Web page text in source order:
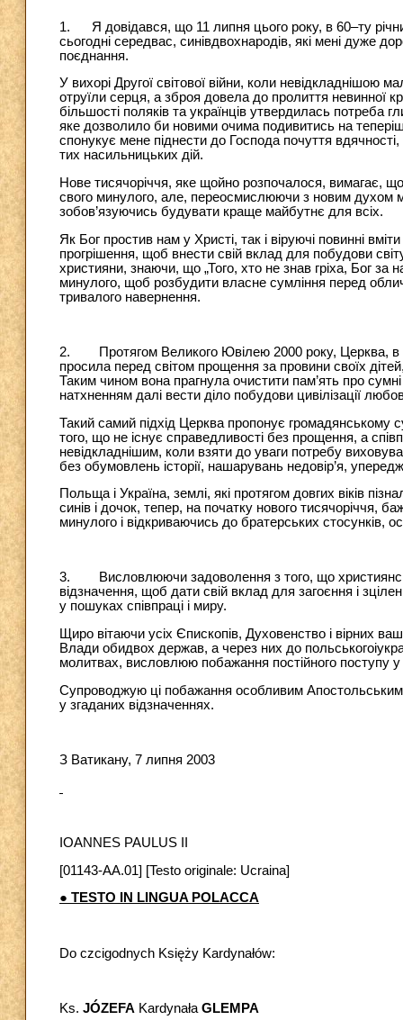
1. Я довідався, що 11 липня цього року, в 60–ту
сьогодні середвас, синівдвохнародів, які мені дуже
поєднання.
У вихорі Другої світової війни, коли невідкладнішою
отруїли серця, а зброя довела до пролиття невинної
більшості поляків та українців утвердилась потреба
яке дозволило би новими очима подивитись на
спонукує мене піднести до Господа почуття
тих насильницьких дій.
Нове тисячоріччя, яке щойно розпочалося, вимагає,
свого минулого, але, переосмислюючи з новим духом
зобов’язуючись будувати краще майбутнє для всіх.
Як Бог простив нам у Христі, так і віруючі повинні
прогрішення, щоб внести свій вклад для побудови
християни, знаючи, що „Того, хто не знав гріха, Бог за
минулого, щоб розбудити власне сумління перед
тривалого навернення.
2. Протягом Великого Ювілею 2000 року, Церква, в
просила перед світом прощення за провини своїх
Таким чином вона прагнула очистити пам’ять про
натхненням далі вести діло побудови цивілізації
Такий самий підхід Церква пропонує громадянському
того, що не існує справедливості без прощення, а
невідкладнішим, коли взяти до уваги потребу
без обумовлень історії, нашарувань недовір’я,
Польща і Україна, землі, які протягом довгих віків
синів і дочок, тепер, на початку нового тисячоріччя,
минулого і відкриваючись до братерських стосунків,
3. Висловлюючи задоволення з того, що
відзначення, щоб дати свій вклад для загоєння і
у пошуках співпраці і миру.
Щиро вітаючи усіх Єпископiв, Духовенство і вірних
Влади обидвох держав, а через них до
молитвах, висловлюю побажання постійного поступу у
Супроводжую ці побажання особливим
у згаданих відзначеннях.
З Ватикану, 7 липня 2003
IOANNES PAULUS II
[01143-AA.01] [Testo originale: Ucraina]
● TESTO IN LINGUA POLACCA
Do czcigodnych Księży Kardynałów:
Ks. JÓZEFA Kardynała GLEMPA